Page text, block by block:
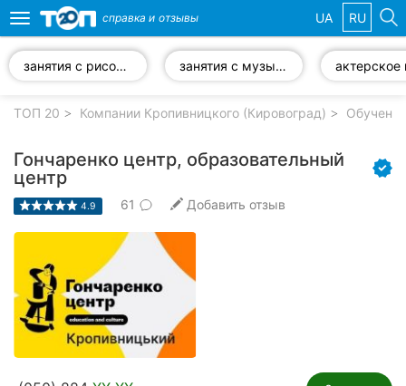
компании
Популярные
рубрики:
Стоматологии
Частные
клиники
Toggle
navigation
справка и отзывы UA RU
занятия с рисования занятия с музыки
ТОП 20 Компании Кропивницкого (Кировоград)
Гончаренко центр, образовательный
центр
4.9 61 Добавить отзыв